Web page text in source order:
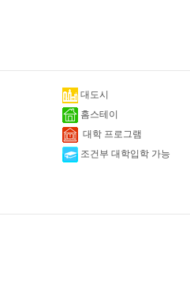
대도시
홈스테이
대학 프로그램
조건부 대학입학 가능